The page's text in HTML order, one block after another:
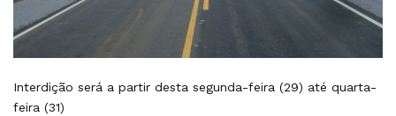
Interdição será a partir desta segunda-feira (29) até quarta-
feira (31)